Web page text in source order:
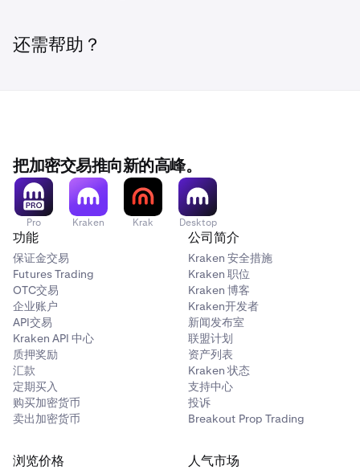
还需帮助？
把加密交易推向新的高峰。
Pro Kraken Krak Desktop
功能
保证金交易
Futures Trading
OTC交易
企业账户
API交易
Kraken API 中心
质押奖励
汇款
定期买入
购买加密货币
卖出加密货币
公司简介
Kraken 安全措施
Kraken 职位
Kraken 博客
Kraken开发者
新闻发布室
联盟计划
资产列表
Kraken 状态
支持中心
投诉
Breakout Prop Trading
浏览价格 人气市场